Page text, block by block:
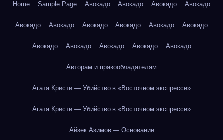
Home Sample Page Авокадо Авокадо Авокадо Авокадо
Авокадо Авокадо Авокадо Авокадо Авокадо Авокадо
Авокадо Авокадо Авокадо Авокадо Авокадо
Авторам и правообладателям
Агата Кристи — Убийство в «Восточном экспрессе»
Агата Кристи — Убийство в «Восточном экспрессе»
Айзек Азимов — Основание